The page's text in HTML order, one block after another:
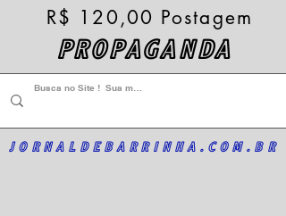
PROPAGANDA
R$ 120,00 Postagem
JORNALDEBARRINHA.COM.BR